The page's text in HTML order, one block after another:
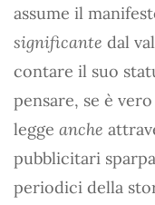
assume il
significante dal
contare il suo
pensare, se è
legge anche
pubblicitari
periodici della